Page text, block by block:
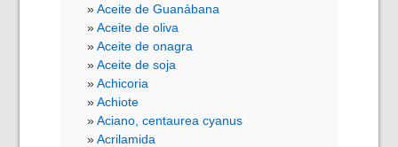
Aceite de Guanábana
Aceite de oliva
Aceite de onagra
Aceite de soja
Achicoria
Achiote
Aciano, centaurea cyanus
Acrilamida